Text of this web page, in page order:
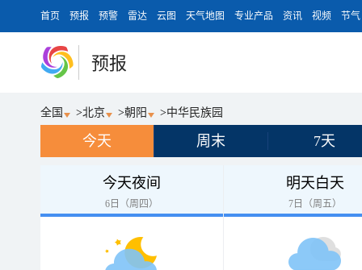
首页 预报 预警 雷达 云图 天气地图 专业产品 资讯 视频 节气
预报
全国 >北京 >朝阳 >中华民族园
今天 周末 7天
今天夜间
6日（周四）
明天白天
7日（周五）